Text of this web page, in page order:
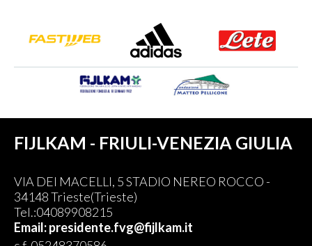
FIJLKAM - FRIULI-VENEZIA GIULIA
VIA DEI MACELLI, 5 STADIO NEREO ROCCO -
34148 Trieste(Trieste)
Tel.:04089908215
Email: presidente.fvg@fijlkam.it